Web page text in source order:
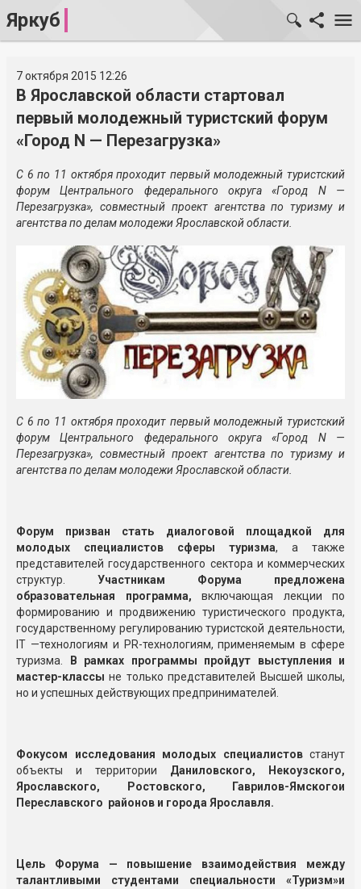
Яркуб
7 октября 2015 12:26
В Ярославской области стартовал
первый молодежный туристский форум
«Город N — Перезагрузка»
С 6 по 11 октября проходит первый молодежный туристский
форум Центрального федерального округа «Город N —
Перезагрузка», совместный проект агентства по туризму и
агентства по делам молодежи Ярославской области.
С 6 по 11 октября проходит первый молодежный туристский
форум Центрального федерального округа «Город N —
Перезагрузка», совместный проект агентства по туризму и
агентства по делам молодежи Ярославской области.
Форум призван стать диалоговой площадкой для
молодых специалистов сферы туризма, а также
представителей государственного сектора и коммерческих
структур. Участникам Форума предложена
образовательная программа, включающая лекции по
формированию и продвижению туристического продукта,
государственному регулированию туристской деятельности,
IT —технологиям и PR-технологиям, применяемым в сфере
туризма.
В рамках программы пройдут выступления и
мастер-классы не только представителей Высшей школы,
но и успешных действующих предпринимателей.
Фокусом исследования молодых специалистовстанут
объекты и территории Даниловского, Некоузского,
Ярославского, Ростовского,
Гаврилов-Ямскогои
Переславского районов и города Ярославля.
Цель Форума — повышение взаимодействия между
талантливыми студентами специальности «Туризм»и